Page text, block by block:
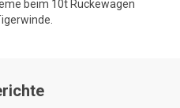
beim 10t Rückewagen